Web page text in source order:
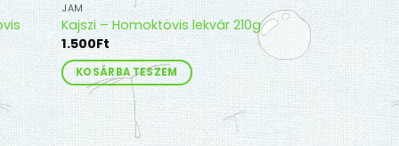
JAM
Kajszi – Homoktövis lekvár 210g
1.500Ft
KOSÁRBA TESZEM